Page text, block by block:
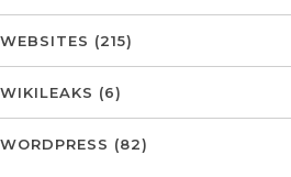
WEBSITES (215)
WIKILEAKS (6)
WORDPRESS (82)